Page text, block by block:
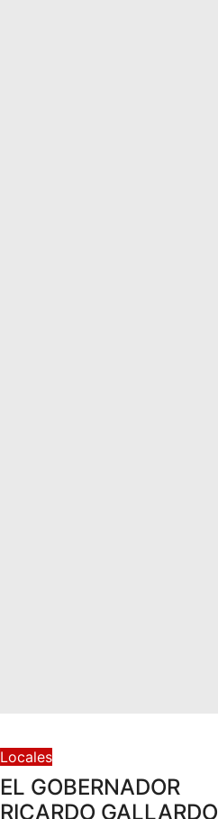
Locales
EL GOBERNADOR
RICARDO GALLARDO